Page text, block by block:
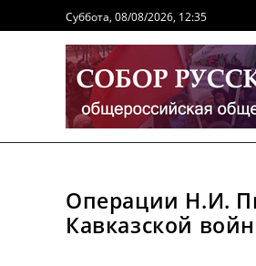
к
содержимому
Суббота, 08/08/2026, 12:35
Операции Н.И.
Кавказской